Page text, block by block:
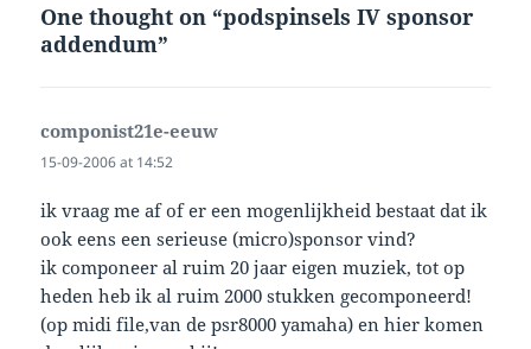
One thought on “podspinsels IV sponsor
addendum”
componist21e-eeuw
15-09-2006 at 14:52
ik vraag me af of er een mogenlijkheid bestaat dat ik
ook eens een serieuse (micro)sponsor vind?
ik componeer al ruim 20 jaar eigen muziek, tot op
heden heb ik al ruim 2000 stukken gecomponeerd!
(op midi file,van de psr8000 yamaha) en hier komen